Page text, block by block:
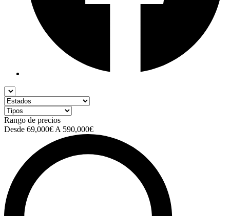
Rango de precios
Desde 69,000€ A 590,000€